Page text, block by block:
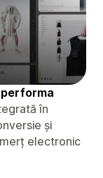
în
și
electronic